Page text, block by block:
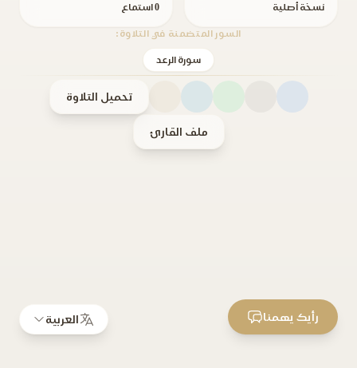
نسخة أصلية 0 استماع
السور المتضمنة في التلاوة:
سورة الرعد
تحميل التلاوة
ملف القارئ
العربية رأيك يهمنا